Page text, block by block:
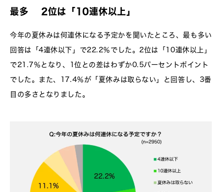
最多 2位は「10連休以上」
今年の夏休みは何連休になる予定かを聞いたところ、最も多い
回答は「4連休以下」で22.2％でした。2位は「10連休以上」
で21.7％となり、1位との差はわずか0.5パーセントポイント
でした。また、17.4％が「夏休みは取らない」と回答し、3番
目の多さとなりました。